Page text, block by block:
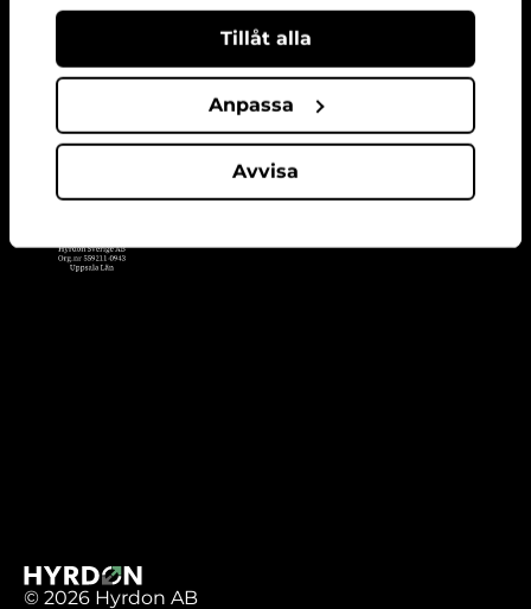
tjänster.
Tillåt alla
Anpassa
Avvisa
© 2026 Hyrdon AB